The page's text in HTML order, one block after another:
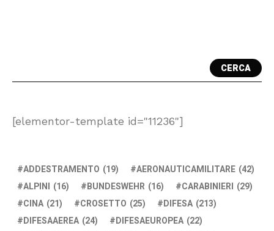
CERCA
[elementor-template id="11236"]
ADDESTRAMENTO (19) AERONAUTICAMILITARE (42)
ALPINI (16) BUNDESWEHR (16) CARABINIERI (29)
CINA (21) CROSETTO (25) DIFESA (213)
DIFESAAEREA (24) DIFESAEUROPEA (22)